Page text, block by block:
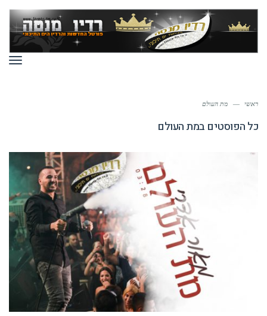
ראשי — מת העולם
כל הפוסטים במת העולם